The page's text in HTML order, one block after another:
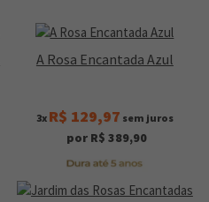
A Rosa Encantada Azul
3x R$ 129,97 sem juros
por R$ 389,90